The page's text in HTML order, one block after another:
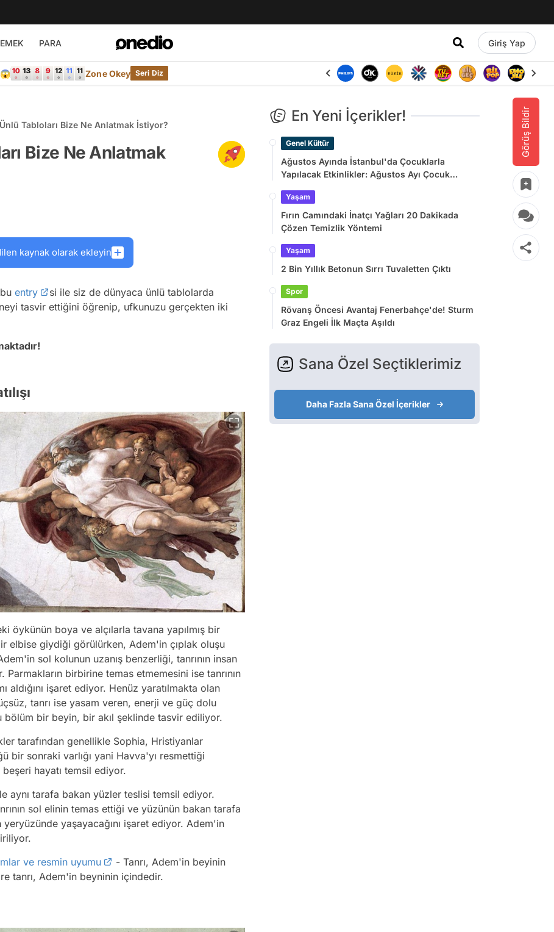
PARA Giriş Yap
Zone Okey Seri Diz
Görüş Bildir
Tabloları Bize Ne Anlatmak İstiyor?
Bize Ne Anlatmak
kaynak olarak ekleyin
entry
si ile siz de dünyaca ünlü tablolarda
tasvir ettiğini öğrenip, ufkunuzu gerçekten iki
öykünün boya ve alçılarla tavana yapılmış bir
elbise giydiği görülürken, Adem'in çıplak oluşu
sol kolunun uzanış benzerliği, tanrının insan
Parmakların birbirine temas etmemesini ise tanrının
aldığını işaret ediyor. Henüz yaratılmakta olan
tanrı ise yasam veren, enerji ve güç dolu
bölüm bir beyin, bir akıl şeklinde tasvir ediliyor.
tarafından genellikle Sophia, Hristiyanlar
bir sonraki varlığı yani Havva'yı resmettiği
hayatı temsil ediyor.
aynı tarafa bakan yüzler teslisi temsil ediyor.
sol elinin temas ettiği ve yüzünün bakan tarafa
yaşayacağını işaret ediyor. Adem'in
ve resmin uyumu
- Tanrı, Adem'in beyinin
tanrı, Adem'in beyninin içindedir.
En Yeni İçerikler!
Genel Kültür
Ağustos Ayında İstanbul'da Çocuklarla
Yapılacak Etkinlikler: Ağustos Ayı Çocuk
Yaşam
Fırın Camındaki İnatçı Yağları 20 Dakikada
Çözen Temizlik Yöntemi
Yaşam
2 Bin Yıllık Betonun Sırrı Tuvaletten Çıktı
Spor
Rövanş Öncesi Avantaj Fenerbahçe'de! Sturm
Graz Engeli İlk Maçta Aşıldı
Sana Özel Seçtiklerimiz
Daha Fazla Sana Özel İçerikler